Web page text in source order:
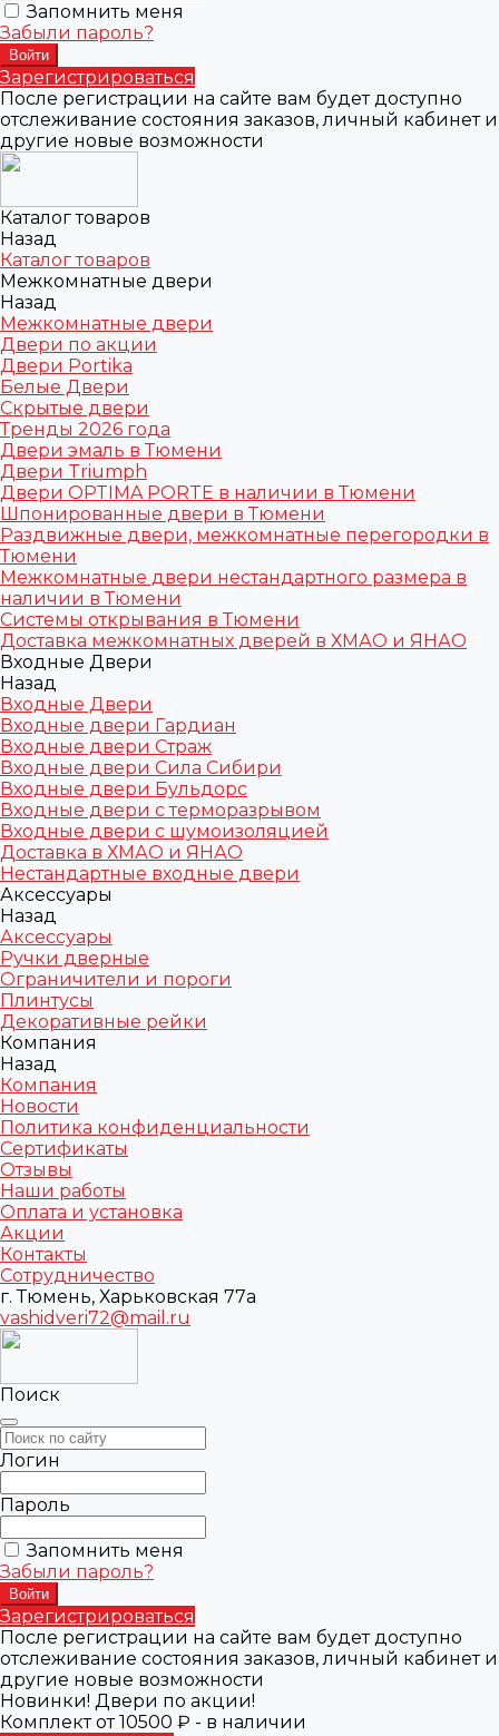
Запомнить меня
Забыли пароль?
Зарегистрироваться
После регистрации на сайте вам будет доступно
отслеживание состояния заказов, личный кабинет и
другие новые возможности
Каталог товаров
Назад
Каталог товаров
Межкомнатные двери
Назад
Межкомнатные двери
Двери по акции
Двери Portika
Белые Двери
Скрытые двери
Тренды 2026 года
Двери эмаль в Тюмени
Двери Triumph
Двери OPTIMA PORTE в наличии в Тюмени
Шпонированные двери в Тюмени
Раздвижные двери, межкомнатные перегородки в
Тюмени
Межкомнатные двери нестандартного размера в
наличии в Тюмени
Системы открывания в Тюмени
Доставка межкомнатных дверей в ХМАО и ЯНАО
Входные Двери
Назад
Входные Двери
Входные двери Гардиан
Входные двери Страж
Входные двери Сила Сибири
Входные двери Бульдорс
Входные двери с терморазрывом
Входные двери с шумоизоляцией
Доставка в ХМАО и ЯНАО
Нестандартные входные двери
Аксессуары
Назад
Аксессуары
Ручки дверные
Ограничители и пороги
Плинтусы
Декоративные рейки
Компания
Назад
Компания
Новости
Политика конфиденциальности
Сертификаты
Отзывы
Наши работы
Оплата и установка
Акции
Контакты
Сотрудничество
г. Тюмень, Харьковская 77а
vashidveri72@mail.ru
Поиск
Логин
Пароль
Запомнить меня
Забыли пароль?
Зарегистрироваться
После регистрации на сайте вам будет доступно
отслеживание состояния заказов, личный кабинет и
другие новые возможности
Новинки! Двери по акции!
Комплект от 10500 ₽ - в наличии